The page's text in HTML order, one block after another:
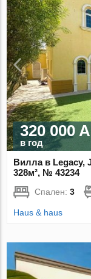
320 000
в год
Вилла в Legacy,
328м², № 43234
Спален:3
Haus & haus